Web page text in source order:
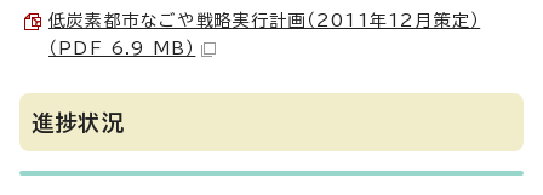
低炭素都市なごや戦略実行計画（2011年12月策定）
（PDF 6.9 MB）
進捗状況